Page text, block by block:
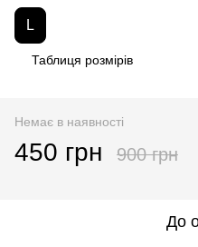
L
Таблиця розмірів
Немає в наявності
450 грн 900 грн
До